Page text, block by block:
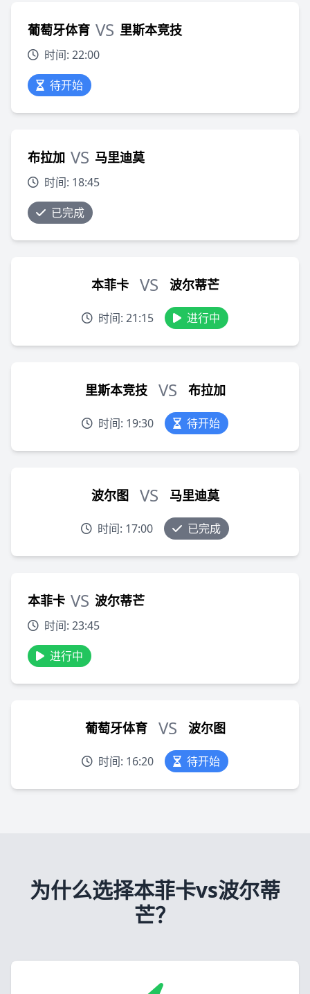
葡萄牙体育 VS 里斯本竞技
时间: 22:00
待开始
布拉加 VS 马里迪莫
时间: 18:45
已完成
本菲卡 VS 波尔蒂芒
时间: 21:15 进行中
里斯本竞技 VS 布拉加
时间: 19:30 待开始
波尔图 VS 马里迪莫
时间: 17:00 已完成
本菲卡 VS 波尔蒂芒
时间: 23:45
进行中
葡萄牙体育 VS 波尔图
时间: 16:20 待开始
为什么选择本菲卡vs波尔蒂
芒？